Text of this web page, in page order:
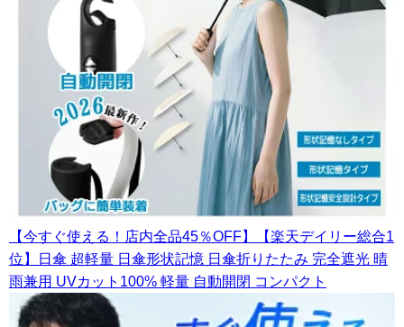
【今すぐ使える！店内全品45％OFF】【楽天デイリー総合1
位】日傘 超軽量 日傘形状記憶 日傘折りたたみ 完全遮光 晴
雨兼用 UVカット100% 軽量 自動開閉 コンパクト